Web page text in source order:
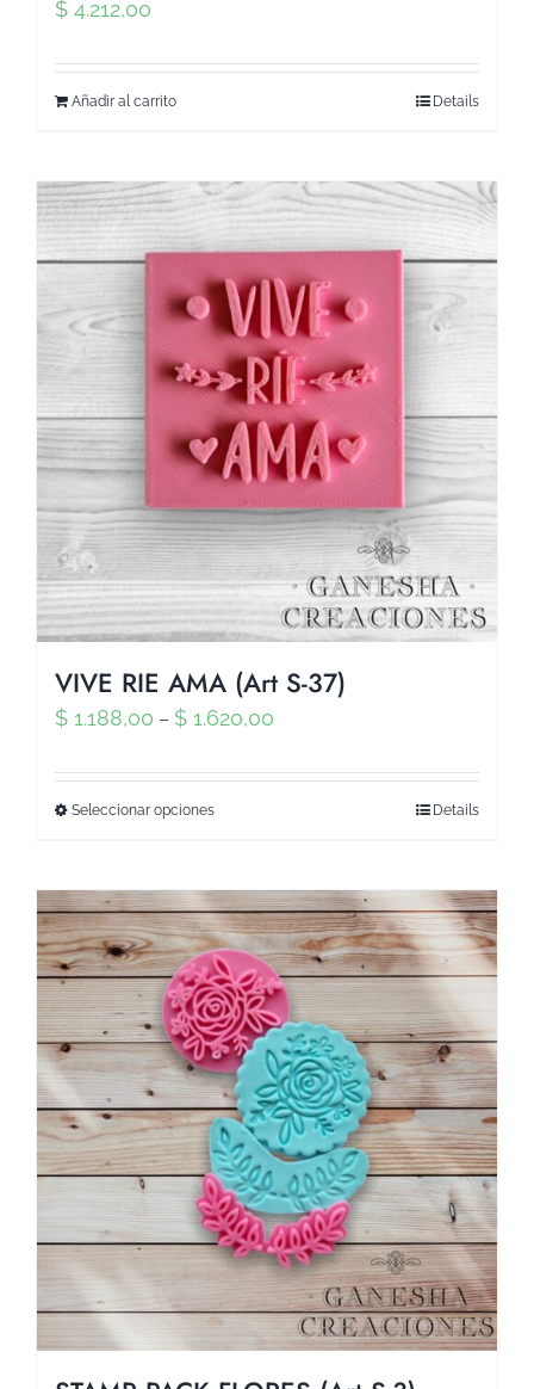
$ 4.212,00
Añadir al carrito Details
VIVE RIE AMA (Art S-37)
$ 1.188,00 – $ 1.620,00
Seleccionar opciones Details